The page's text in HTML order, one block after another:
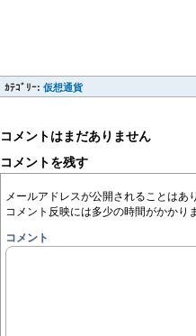
ｶﾃｺﾞﾘｰ: 仮想通貨
コメントはまだありません
コメントを残す
メールアドレスが公開されることはあ
コメント反映には多少の時間がかかり
コメント